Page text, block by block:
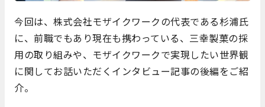
今回は、株式会社モザイクワークの代表である杉浦氏
に、前職でもあり現在も携わっている、三幸製菓の採
用の取り組みや、モザイクワークで実現したい世界観
に関してお話いただくインタビュー記事の後編をご紹
介。